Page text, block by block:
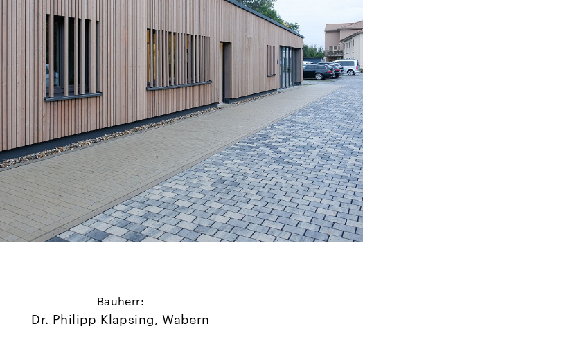
Bauherr:
Dr. Philipp Klapsing, Wabern